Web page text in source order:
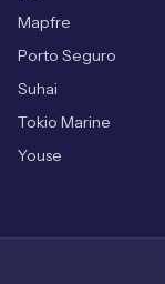
Mapfre
Porto Seguro
Suhai
Tokio Marine
Youse